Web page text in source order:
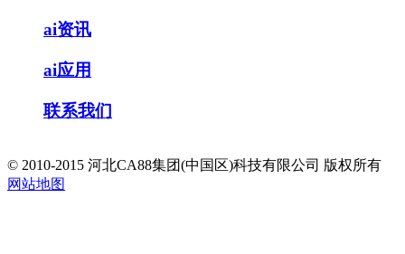
ai资讯
ai应用
联系我们
© 2010-2015 河北CA88集团(中国区)科技有限公司 版权所有
网站地图